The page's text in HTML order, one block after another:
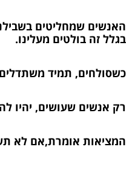
האנשים שמחליטים
בגלל זה בולטים מעלינו.
כשסולחים, תמיד
רק אנשים שעושים, יהיו
המציאות אומרת,אם לא